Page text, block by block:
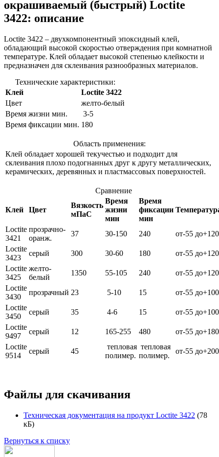
окрашиваемый (быстрый) Loctite
3422: описание
Loctite 3422 – двухкомпонентный эпоксидный клей,
обладающий высокой скоростью отверждения при комнатной
температуре. Клей обладает высокой степенью клейкости и
предназначен для склеивания разнообразных материалов.
Технические характеристики:
Клей
Loctite 3422
Цвет
желто-белый
Время жизни мин.
3-5
Время фиксации мин. 180
Область применения:
Клей обладает хорошей текучестью и подходит для
склеивания плохо подогнанных друг к другу металлических,
керамических, деревянных и пластмассовых поверхностей.
Сравнение
Клей Цвет
Вязкость
мПаС
Время
жизни
мин
Время
фиксации
мин
Loctite
3421
прозрачно-
оранж.
37 30-150 240
от-55 до+120
Loctite
3423
серый 300 30-60 180
от-55 до+120
Loctite
3425
желто-
белый
1350 55-105 240
от-55 до+120
Loctite
3430
прозрачный 23 5-10 15
от-55 до+100
Loctite
3450
серый 35 4-6 15
от-55 до+100
Loctite
9497
серый 12 165-255 480
от-55 до+180
Loctite
9514
серый 45
тепловая
полимер.
тепловая
полимер.
от-55 до+200
Файлы для скачивания
Техническая документация на продукт Loctite 3422 (78
кБ)
Вернуться к списку